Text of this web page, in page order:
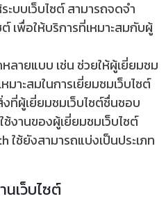
ะบบเว็บไซต์ สามารถจดจำ
เพื่อให้บริการที่เหมาะสมกับผู้
ลายแบบ เช่น ช่วยให้ผู้เยี่ยมชม
มาะสมในการเยี่ยมชมเว็บไซต์
ที่ผู้เยี่ยมชมเว็บไซต์ชื่นชอบ
งานของผู้เยี่ยมชมเว็บไซต์
ช้ยังสามารถแบ่งเป็นประเภท
นเว็บไซต์